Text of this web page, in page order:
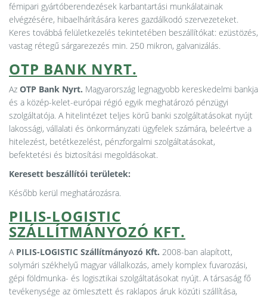
fémipari gyártóberendezések karbantartási munkálatainak
elvégzésére, hibaelhárítására keres gazdálkodó szervezeteket.
Keres továbbá felületkezelés tekintetében beszállítókat: ezüstözés,
vastag rétegű sárgarezezés min. 250 mikron, galvanizálás.
OTP BANK NYRT.
Az OTP Bank Nyrt. Magyarország legnagyobb kereskedelmi bankja
és a közép-kelet-európai régió egyik meghatározó pénzügyi
szolgáltatója. A hitelintézet teljes körű banki szolgáltatásokat nyújt
lakossági, vállalati és önkormányzati ügyfelek számára, beleértve a
hitelezést, betétkezelést, pénzforgalmi szolgáltatásokat,
befektetési és biztosítási megoldásokat.
Keresett beszállítói területek:
Később kerül meghatározásra.
PILIS-LOGISTIC
SZÁLLÍTMÁNYOZÓ KFT.
A PILIS-LOGISTIC Szállítmányozó Kft. 2008-ban alapított,
solymári székhelyű magyar vállalkozás, amely komplex fuvarozási,
gépi földmunka- és logisztikai szolgáltatásokat nyújt. A társaság fő
tevékenysége az ömlesztett és raklapos áruk közúti szállítása,